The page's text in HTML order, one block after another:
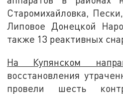
Старомихайловка,
Липовое Донецкой
также 13 реактивных
На Купянском
восстановления
провели шесть